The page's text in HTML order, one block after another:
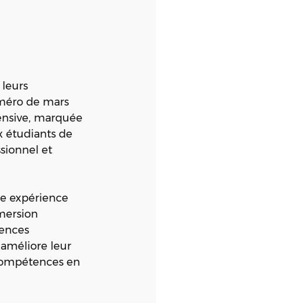
de mars
marquée
étudiants de
et
expérience
leur
en